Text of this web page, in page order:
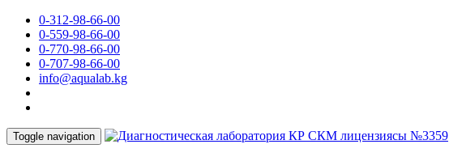
0-312-98-66-00
0-559-98-66-00
0-770-98-66-00
0-707-98-66-00
info@aqualab.kg
Toggle navigation КР СКМ лицензиясы №3359